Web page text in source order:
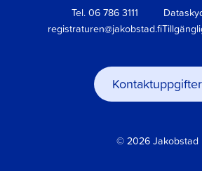
Tel. 06 786 3111
registraturen@jakobstad.fi
Kontaktuppgifter
© 2026 Jakobstad